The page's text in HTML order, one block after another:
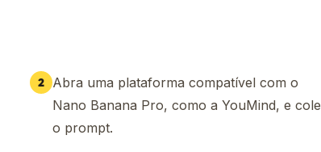
[Unidade]
[X]g (fibra [X]g, açúcar
[X]mg ([X]% VD), [Mineral Chave]:
[X] mg, Início: [X] min, Duração:
2 Abra uma plataforma compatível com o
Nano Banana Pro, como a YouMind, e cole
o prompt.